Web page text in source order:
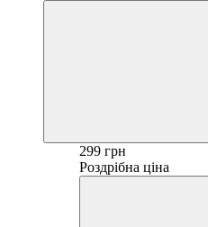
299 грн
Роздрібна ціна